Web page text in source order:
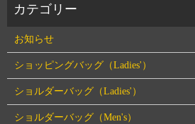
お知らせ
ショッピングバッグ（Ladies'）
ショルダーバッグ（Ladies'）
ショルダーバッグ（Men's）